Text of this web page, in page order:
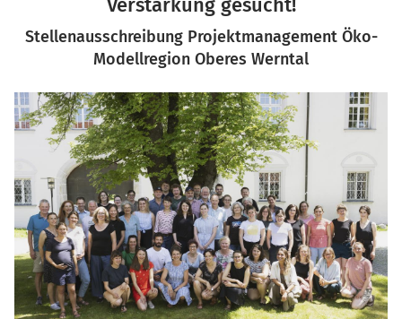
Verstärkung gesucht!
Stellenausschreibung Projektmanagement Öko-
Modellregion Oberes Werntal